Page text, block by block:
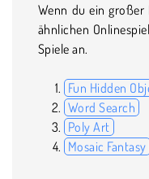
Wenn du ein großer
ähnlichen
Spiele an.
Fun Hidden
Word Search
Poly Art
Mosaic Fantasy